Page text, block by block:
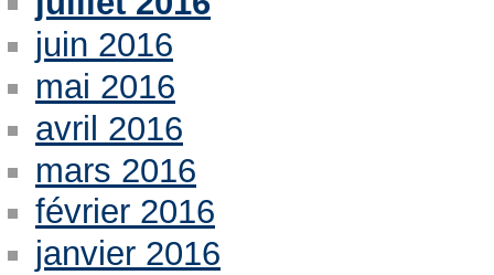
juin 2016
mai 2016
avril 2016
mars 2016
février 2016
janvier 2016